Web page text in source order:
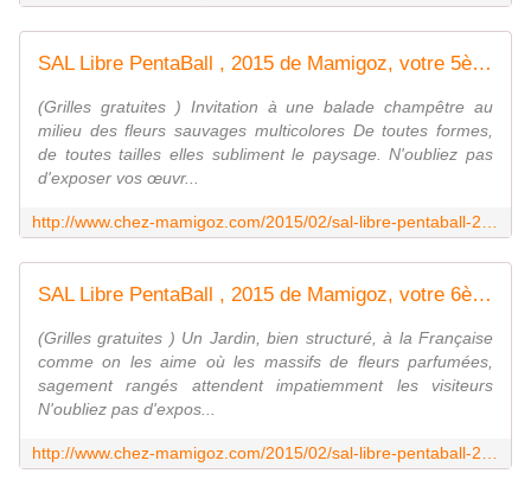
SAL Libre PentaBall , 2015 de Mamigoz, votre 5ème Penta - Chez Mamigoz
(Grilles gratuites ) Invitation à une balade champêtre au
milieu des fleurs sauvages multicolores De toutes formes,
de toutes tailles elles subliment le paysage. N'oubliez pas
d'exposer vos œuvr...
SAL Libre PentaBall , 2015 de Mamigoz, votre 6ème Penta - Chez Mamigoz
(Grilles gratuites ) Un Jardin, bien structuré, à la Française
comme on les aime où les massifs de fleurs parfumées,
sagement rangés attendent impatiemment les visiteurs
N'oubliez pas d'expos...